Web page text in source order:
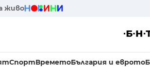
живо
СпортВреметоБългария и еврото